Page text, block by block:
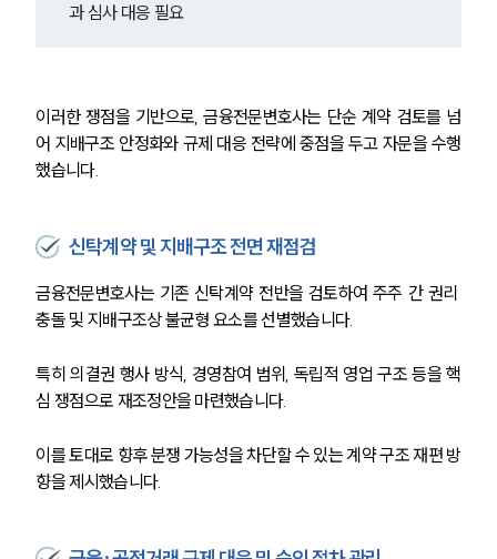
과 심사 대응 필요
이러한 쟁점을 기반으로, 금융전문변호사는 단순 계약 검토를 넘
어 지배구조 안정화와 규제 대응 전략에 중점을 두고 자문을 수행
했습니다.
신탁계약 및 지배구조 전면 재점검
금융전문변호사는 기존 신탁계약 전반을 검토하여 주주 간 권리
충돌 및 지배구조상 불균형 요소를 선별했습니다.
특히 의결권 행사 방식, 경영참여 범위, 독립적 영업 구조 등을 핵
심 쟁점으로 재조정안을 마련했습니다.
이를 토대로 향후 분쟁 가능성을 차단할 수 있는 계약 구조 재편 방
향을 제시했습니다.